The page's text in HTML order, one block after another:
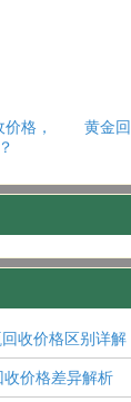
格，
黄金
收价格区别详解
价格差异解析